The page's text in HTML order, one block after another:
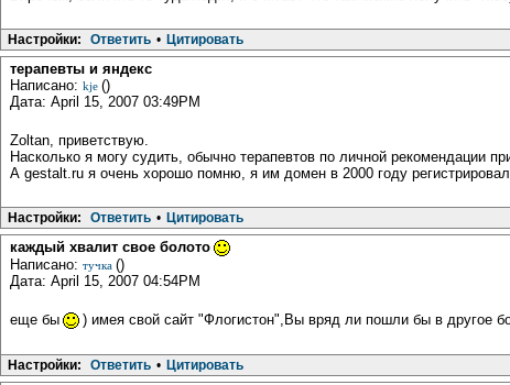
Настройки: Ответить • Цитировать
терапевты и яндекс
Написано: kje ()
Дата: April 15, 2007 03:49PM
Zoltan, приветствую.
Насколько я могу судить, обычно терапевтов по личной рекомендации
А gestalt.ru я очень хорошо помню, я им домен в 2000 году
Настройки: Ответить • Цитировать
каждый хвалит свое болото
Написано: тучка ()
Дата: April 15, 2007 04:54PM
еще бы ) имея свой сайт "Флогистон",Вы вряд ли пошли бы в другое
Настройки: Ответить • Цитировать